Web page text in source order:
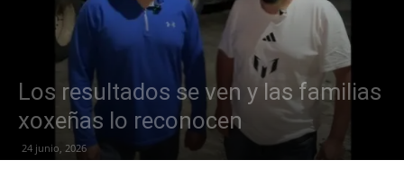
Los resultados se ven y las familias
xoxeñas lo reconocen
24 junio, 2026